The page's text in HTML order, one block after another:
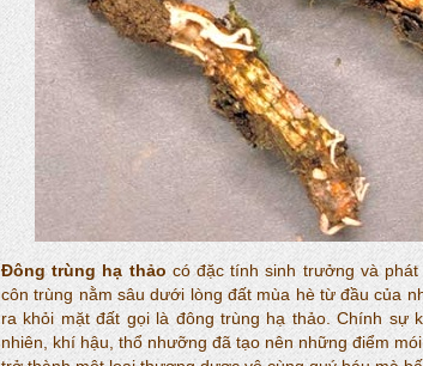
Đông trùng hạ thảo có đặc tính sinh trưởng và
côn trùng nằm sâu dưới lòng đất mùa hè từ đầu của
ra khỏi mặt đất gọi là đông trùng hạ thảo. Chính sự
nhiên, khí hậu, thổ nhưỡng đã tạo nên những điểm